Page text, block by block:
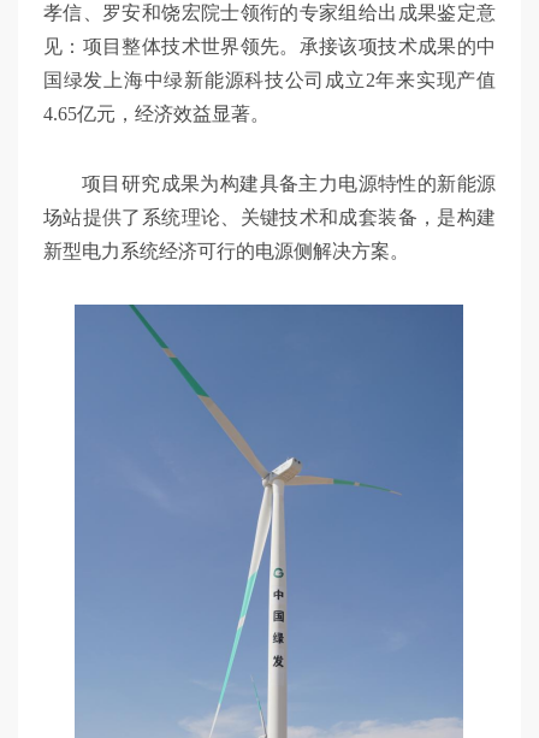
孝信、罗安和饶宏院士领衔的专家组给出成果鉴定意
见：项目整体技术世界领先。承接该项技术成果的中
国绿发上海中绿新能源科技公司成立2年来实现产值
4.65亿元，经济效益显著。
项目研究成果为构建具备主力电源特性的新能源
场站提供了系统理论、关键技术和成套装备，是构建
新型电力系统经济可行的电源侧解决方案。